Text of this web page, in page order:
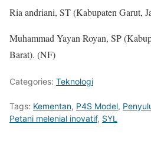
Ria andriani, ST (Kabupaten Garut,
Muhammad Yayan Royan, SP
Barat). (NF)
Categories: Teknologi
Tags: Kementan, P4S Model,
Petani melenial inovatif, SYL